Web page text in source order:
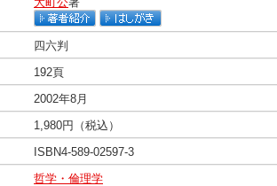
四六判
192頁
2002年8月
1,980円（税込）
ISBN4-589-02597-3
哲学・倫理学